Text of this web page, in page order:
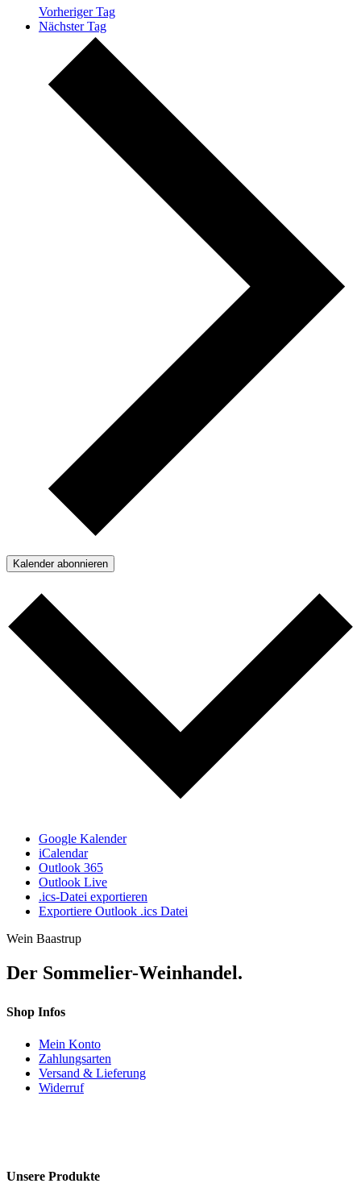
Vorheriger Tag
Nächster Tag
Kalender abonnieren
Google Kalender
iCalendar
Outlook 365
Outlook Live
.ics-Datei exportieren
Exportiere Outlook .ics Datei
Wein Baastrup
Der Sommelier-Weinhandel.
Shop Infos
Mein Konto
Zahlungsarten
Versand & Lieferung
Widerruf
Unsere Produkte